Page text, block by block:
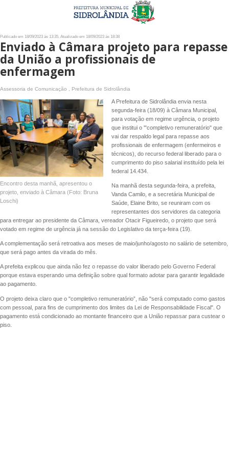
Publicado em 18/09/2023 às 13:35, Atualizado em 18/09/2023 às 18:38
Enviado à Câmara projeto para repasse
da União a profissionais de
enfermagem
Assessoria de Comunicação , Prefeitura de Sidrolândia
Encontro desta manhã, apresentou o
projeto, enviado à Câmara (Foto: Bruna
Loschi)
A Prefeitura de Sidrolândia envia nesta
segunda-feira (18/09) à Câmara Municipal,
para votação em regime urgência, o projeto
que institui o '"completivo remuneratório" que
vai dar respaldo legal para repasse aos
profissionais de enfermagem (enfermeiros e
técnicos), do recurso federal liberado para o
cumprimento do piso salarial instituído pela lei
federal 14.434.
Na manhã desta segunda-feira, a prefeita,
Vanda Camilo, e a secretária Municipal de
Saúde, Elaine Brito, se reuniram com os
representantes dos servidores da categoria
para entregar ao presidente da Câmara, vereador Otacir Figueiredo, o projeto que será
votado em regime de urgência já na sessão do Legislativo da terça-feira (19).
A complementação será retroativa aos meses de maio/junho/agosto no salário de setembro,
que será pago antes da virada do mês.
A prefeita explicou que ainda não fez o repasse do valor liberado pelo Governo Federal
porque estava esperando uma definição sobre qual formato adotar para garantir legalidade
ao pagamento.
O projeto deixa claro que o "completivo remuneratório”, não "será computado como gastos
com pessoal, para fins de cumprimento dos limites da Lei de Responsabilidade Fiscal". O
pagamento está condicionado ao montante financeiro que a União repassar para custear o
piso.